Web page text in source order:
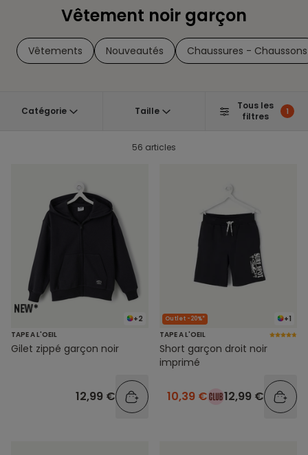
Vêtement noir garçon
Vêtements Nouveautés Chaussures - Chaussons
Catégorie Taille
Tous les
filtres
1
56 articles
+2
TAPE A L'OEIL
Gilet zippé garçon noir
12,99 €
+1
Outlet -20%*
TAPE A L'OEIL
Short garçon droit noir
imprimé
10,39 € 12,99 €